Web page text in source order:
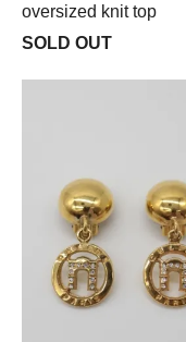
oversized knit top
SOLD OUT